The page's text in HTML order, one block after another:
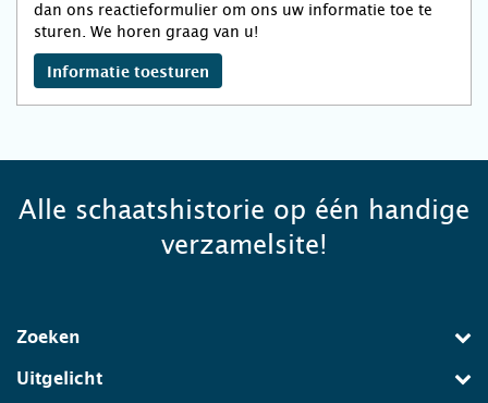
dan ons reactieformulier om ons uw informatie toe te
sturen. We horen graag van u!
Informatie toesturen
Alle schaatshistorie op één handige
verzamelsite!
Zoeken
Uitgelicht